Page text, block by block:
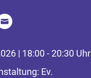
| 18:00 - 20:30 Uhr
Ev.